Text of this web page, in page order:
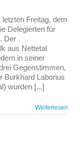
Freitag, dem
Delegierten für
Der
aus Nettetal
in seiner
Gegenstimmen,
Burkhard Laborius
wurden [...]
Weiterlesen